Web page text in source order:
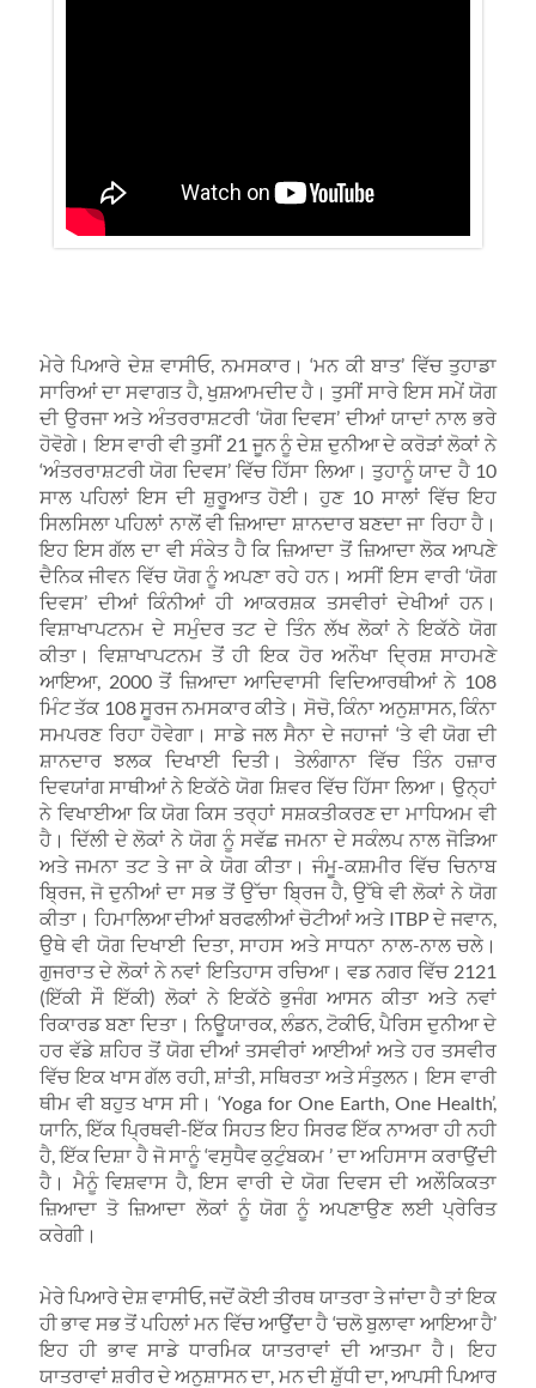
ਮੇਰੇ ਪਿਆਰੇ ਦੇਸ਼ ਵਾਸੀਓ, ਨਮਸਕਾਰ। ‘ਮਨ ਕੀ ਬਾਤ’ ਵਿੱਚ ਤੁਹਾਡਾ
ਸਾਰਿਆਂ ਦਾ ਸਵਾਗਤ ਹੈ, ਖੁਸ਼ਆਮਦੀਦ ਹੈ। ਤੁਸੀਂ ਸਾਰੇ ਇਸ ਸਮੇਂ ਯੋਗ
ਦੀ ਉਰਜਾ ਅਤੇ ਅੰਤਰਰਾਸ਼ਟਰੀ ‘ਯੋਗ ਦਿਵਸ’ ਦੀਆਂ ਯਾਦਾਂ ਨਾਲ ਭਰੇ
ਹੋਵੋਗੇ। ਇਸ ਵਾਰੀ ਵੀ ਤੁਸੀਂ 21 ਜੂਨ ਨੂੰ ਦੇਸ਼ ਦੁਨੀਆ ਦੇ ਕਰੋੜਾਂ ਲੋਕਾਂ ਨੇ
‘ਅੰਤਰਰਾਸ਼ਟਰੀ ਯੋਗ ਦਿਵਸ’ ਵਿੱਚ ਹਿੱਸਾ ਲਿਆ। ਤੁਹਾਨੂੰ ਯਾਦ ਹੈ 10
ਸਾਲ ਪਹਿਲਾਂ ਇਸ ਦੀ ਸ਼ੁਰੂਆਤ ਹੋਈ। ਹੁਣ 10 ਸਾਲਾਂ ਵਿੱਚ ਇਹ
ਸਿਲਸਿਲਾ ਪਹਿਲਾਂ ਨਾਲੋਂ ਵੀ ਜ਼ਿਆਦਾ ਸ਼ਾਨਦਾਰ ਬਣਦਾ ਜਾ ਰਿਹਾ ਹੈ।
ਇਹ ਇਸ ਗੱਲ ਦਾ ਵੀ ਸੰਕੇਤ ਹੈ ਕਿ ਜ਼ਿਆਦਾ ਤੋਂ ਜ਼ਿਆਦਾ ਲੋਕ ਆਪਣੇ
ਦੈਨਿਕ ਜੀਵਨ ਵਿੱਚ ਯੋਗ ਨੂੰ ਅਪਣਾ ਰਹੇ ਹਨ। ਅਸੀਂ ਇਸ ਵਾਰੀ ‘ਯੋਗ
ਦਿਵਸ’ ਦੀਆਂ ਕਿੰਨੀਆਂ ਹੀ ਆਕਰਸ਼ਕ ਤਸਵੀਰਾਂ ਦੇਖੀਆਂ ਹਨ।
ਵਿਸ਼ਾਖਾਪਟਨਮ ਦੇ ਸਮੁੰਦਰ ਤਟ ਦੇ ਤਿੰਨ ਲੱਖ ਲੋਕਾਂ ਨੇ ਇਕੱਠੇ ਯੋਗ
ਕੀਤਾ। ਵਿਸ਼ਾਖਾਪਟਨਮ ਤੋਂ ਹੀ ਇਕ ਹੋਰ ਅਨੌਖਾ ਦ੍ਰਿਸ਼ ਸਾਹਮਣੇ
ਆਇਆ, 2000 ਤੋਂ ਜ਼ਿਆਦਾ ਆਦਿਵਾਸੀ ਵਿਦਿਆਰਥੀਆਂ ਨੇ 108
ਮਿੰਟ ਤੱਕ 108 ਸੂਰਜ ਨਮਸਕਾਰ ਕੀਤੇ। ਸੋਚੋ, ਕਿੰਨਾ ਅਨੁਸ਼ਾਸਨ, ਕਿੰਨਾ
ਸਮਪਰਣ ਰਿਹਾ ਹੋਵੇਗਾ। ਸਾਡੇ ਜਲ ਸੈਨਾ ਦੇ ਜਹਾਜਾਂ ‘ਤੇ ਵੀ ਯੋਗ ਦੀ
ਸ਼ਾਨਦਾਰ ਝਲਕ ਦਿਖਾਈ ਦਿਤੀ। ਤੇਲੰਗਾਨਾ ਵਿੱਚ ਤਿੰਨ ਹਜ਼ਾਰ
ਦਿਵਯਾਂਗ ਸਾਥੀਆਂ ਨੇ ਇਕੱਠੇ ਯੋਗ ਸ਼ਿਵਰ ਵਿੱਚ ਹਿੱਸਾ ਲਿਆ। ਉਨ੍ਹਾਂ
ਨੇ ਵਿਖਾਈਆ ਕਿ ਯੋਗ ਕਿਸ ਤਰ੍ਹਾਂ ਸਸ਼ਕਤੀਕਰਣ ਦਾ ਮਾਧਿਅਮ ਵੀ
ਹੈ। ਦਿੱਲੀ ਦੇ ਲੋਕਾਂ ਨੇ ਯੋਗ ਨੂੰ ਸਵੱਛ ਜਮਨਾ ਦੇ ਸਕੰਲਪ ਨਾਲ ਜੋੜਿਆ
ਅਤੇ ਜਮਨਾ ਤਟ ਤੇ ਜਾ ਕੇ ਯੋਗ ਕੀਤਾ। ਜੰਮੂ-ਕਸ਼ਮੀਰ ਵਿੱਚ ਚਿਨਾਬ
ਬ੍ਰਿਜ, ਜੋ ਦੁਨੀਆਂ ਦਾ ਸਭ ਤੋਂ ਉੱਚਾ ਬ੍ਰਿਜ ਹੈ, ਉੱਥੇ ਵੀ ਲੋਕਾਂ ਨੇ ਯੋਗ
ਕੀਤਾ। ਹਿਮਾਲਿਆ ਦੀਆਂ ਬਰਫਲੀਆਂ ਚੋਟੀਆਂ ਅਤੇ ITBP ਦੇ ਜਵਾਨ,
ਉਥੇ ਵੀ ਯੋਗ ਦਿਖਾਈ ਦਿਤਾ, ਸਾਹਸ ਅਤੇ ਸਾਧਨਾ ਨਾਲ-ਨਾਲ ਚਲੇ।
ਗੁਜਰਾਤ ਦੇ ਲੋਕਾਂ ਨੇ ਨਵਾਂ ਇਤਿਹਾਸ ਰਚਿਆ। ਵਡ ਨਗਰ ਵਿੱਚ 2121
(ਇੱਕੀ ਸੌ ਇੱਕੀ) ਲੋਕਾਂ ਨੇ ਇਕੱਠੇ ਭੁਜੰਗ ਆਸਨ ਕੀਤਾ ਅਤੇ ਨਵਾਂ
ਰਿਕਾਰਡ ਬਣਾ ਦਿਤਾ। ਨਿਊਯਾਰਕ, ਲੰਡਨ, ਟੋਕੀਓ, ਪੈਰਿਸ ਦੁਨੀਆ ਦੇ
ਹਰ ਵੱਡੇ ਸ਼ਹਿਰ ਤੋਂ ਯੋਗ ਦੀਆਂ ਤਸਵੀਰਾਂ ਆਈਆਂ ਅਤੇ ਹਰ ਤਸਵੀਰ
ਵਿੱਚ ਇਕ ਖਾਸ ਗੱਲ ਰਹੀ, ਸ਼ਾਂਤੀ, ਸਥਿਰਤਾ ਅਤੇ ਸੰਤੁਲਨ। ਇਸ ਵਾਰੀ
ਥੀਮ ਵੀ ਬਹੁਤ ਖਾਸ ਸੀ। ‘Yoga for One Earth, One Health’,
ਯਾਨਿ, ਇੱਕ ਪ੍ਰਿਥਵੀ-ਇੱਕ ਸਿਹਤ ਇਹ ਸਿਰਫ ਇੱਕ ਨਾਅਰਾ ਹੀ ਨਹੀ
ਹੈ, ਇੱਕ ਦਿਸ਼ਾ ਹੈ ਜੋ ਸਾਨੂੰ ‘ਵਸੁਧੈਵ ਕੁਟੁੰਬਕਮ ’ ਦਾ ਅਹਿਸਾਸ ਕਰਾਉਂਦੀ
ਹੈ। ਮੈਨੂੰ ਵਿਸ਼ਵਾਸ ਹੈ, ਇਸ ਵਾਰੀ ਦੇ ਯੋਗ ਦਿਵਸ ਦੀ ਅਲੌਕਿਕਤਾ
ਜ਼ਿਆਦਾ ਤੋ ਜ਼ਿਆਦਾ ਲੋਕਾਂ ਨੂੰ ਯੋਗ ਨੂੰ ਅਪਣਾਉਣ ਲਈ ਪ੍ਰੇਰਿਤ
ਕਰੇਗੀ।
ਮੇਰੇ ਪਿਆਰੇ ਦੇਸ਼ ਵਾਸੀਓ, ਜਦੋਂ ਕੋਈ ਤੀਰਥ ਯਾਤਰਾ ਤੇ ਜਾਂਦਾ ਹੈ ਤਾਂ ਇਕ
ਹੀ ਭਾਵ ਸਭ ਤੋਂ ਪਹਿਲਾਂ ਮਨ ਵਿੱਚ ਆਉਂਦਾ ਹੈ ‘ਚਲੋ ਬੁਲਾਵਾ ਆਇਆ ਹੈ’
ਇਹ ਹੀ ਭਾਵ ਸਾਡੇ ਧਾਰਮਿਕ ਯਾਤਰਾਵਾਂ ਦੀ ਆਤਮਾ ਹੈ। ਇਹ
ਯਾਤਰਾਵਾਂ ਸ਼ਰੀਰ ਦੇ ਅਨੁਸ਼ਾਸਨ ਦਾ, ਮਨ ਦੀ ਸ਼ੁੱਧੀ ਦਾ, ਆਪਸੀ ਪਿਆਰ